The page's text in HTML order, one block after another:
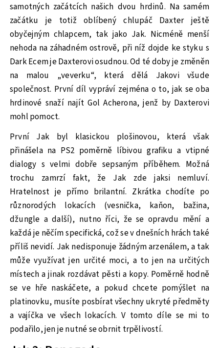
samotných začátcích našich dvou hrdinů. Na samém
začátku je totiž oblíbený chlupáč Daxter ještě
obyčejným chlapcem, tak jako Jak. Nicméně menší
nehoda na záhadném ostrově, při níž dojde ke styku s
Dark Ecem je Daxterovi osudnou. Od té doby je změněn
na malou „veverku“, která dělá Jakovi všude
společnost. První díl vypráví zejména o to, jak se oba
hrdinové snaží najít Gol Acherona, jenž by Daxterovi
mohl pomoct.
První Jak byl klasickou plošinovou, která však
přinášela na PS2 poměrně líbivou grafiku a vtipné
dialogy s velmi dobře sepsaným příběhem. Možná
trochu zamrzí fakt, že Jak zde jaksi nemluví.
Hratelnost je přímo brilantní. Zkrátka chodíte po
různorodých lokacích (vesnička, kaňon, bažina,
džungle a další), nutno říci, že se opravdu mění a
každá je něčím specifická, což se v dnešních hrách také
příliš nevidí. Jak nedisponuje žádným arzenálem, a tak
může využívat jen určité moci, a to jen na určitých
místech a jinak rozdávat pěsti a kopy. Poměrně hodně
se ve hře naskáčete, a pokud chcete pomýšlet na
platinovku, musíte posbírat všechny ukryté předměty
a vajíčka ve všech lokacích. V tomto díle se mi to
podařilo, jen je nutné se obrnit trpělivostí.